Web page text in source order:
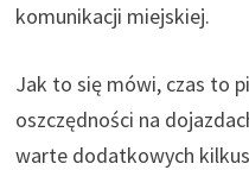
komunikacji miejskiej.
Jak to się mówi, czas to
oszczędności na
warte dodatkowych